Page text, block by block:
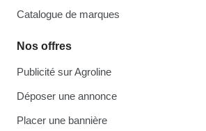
Catalogue de marques
Nos offres
Publicité sur Agroline
Déposer une annonce
Placer une bannière